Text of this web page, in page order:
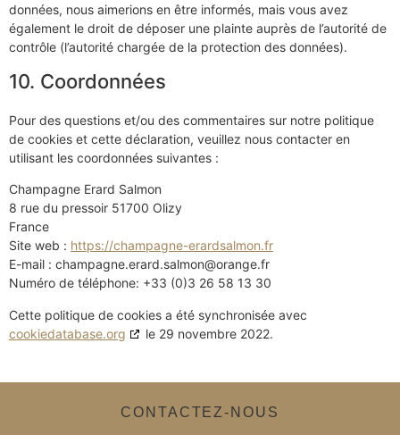
données, nous aimerions en être informés, mais vous avez
également le droit de déposer une plainte auprès de l’autorité de
contrôle (l’autorité chargée de la protection des données).
10. Coordonnées
Pour des questions et/ou des commentaires sur notre politique
de cookies et cette déclaration, veuillez nous contacter en
utilisant les coordonnées suivantes :
Champagne Erard Salmon
8 rue du pressoir 51700 Olizy
France
Site web : https://champagne-erardsalmon.fr
E-mail : rf.egnaro@nomlas.drare.engapmahc
Numéro de téléphone: +33 (0)3 26 58 13 30
Cette politique de cookies a été synchronisée avec
cookiedatabase.org
le 29 novembre 2022.
CONTACTEZ-NOUS